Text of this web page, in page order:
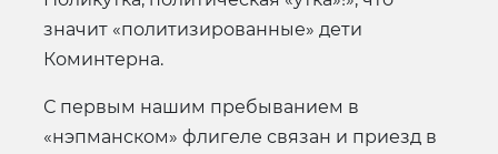
значит «политизированные» дети
Коминтерна.
С первым нашим пребыванием в
«нэпманском» флигеле связан и приезд в